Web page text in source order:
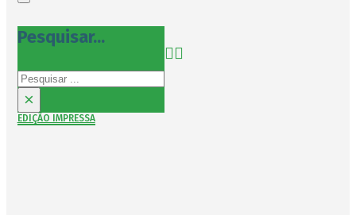
Pesquisar...
Pesquisar
×
EDIÇÃO IMPRESSA